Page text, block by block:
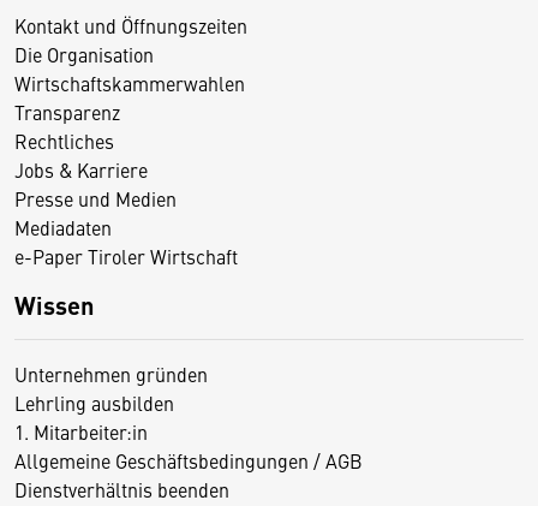
Kontakt und Öffnungszeiten
Die Organisation
Wirtschaftskammerwahlen
Transparenz
Rechtliches
Jobs & Karriere
Presse und Medien
Mediadaten
e-Paper Tiroler Wirtschaft
Wissen
Unternehmen gründen
Lehrling ausbilden
1. Mitarbeiter:in
Allgemeine Geschäftsbedingungen / AGB
Dienstverhältnis beenden